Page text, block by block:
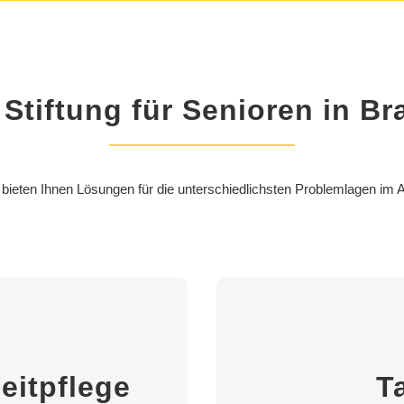
für Senioren in
Ihnen Lösungen für die unterschiedlichsten Problemlagen im
im Pflegeheim, zur
einer Pflegeperson.
Zuhause wohnen und